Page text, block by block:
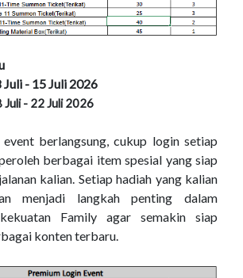
Juli - 15 Juli 2026
Juli - 22 Juli 2026
event berlangsung, cukup login setiap
berbagai item spesial yang siap
kalian. Setiap hadiah yang kalian
menjadi langkah penting dalam
Family agar semakin siap
konten terbaru.